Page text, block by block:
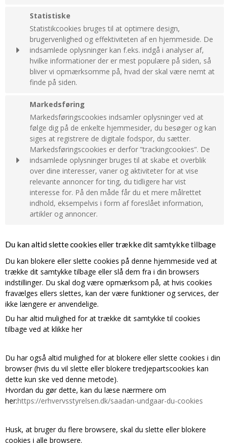
Oprindelse:
System
Beskrivelse:
Denne cookie bruges til at håndhæver dine
præferencer i forhold til cookies.
Oprindelse:
Google
Beskrivelse:
Brugt af Google med formål at levere en
risikoanalyse.
CONSENT
Oprindelse:
Google
Beskrivelse:
Google gemmer præferencer for cookiesamtykke.
20 år
Oprindelse:
System
Beskrivelse:
Cookien bruges til at gemme gæstens sessions-id.
Id'et bruges her til at forlænge, hvor lang tid
kundens kurv bliver husket af serveren, hvilket er
længere end den normale gæste-session.
SESSION
Oprindelse:
Bruges af OnPay til at holde styr på din session.
Session
scrollHistory
Oprindelse:
System
gemme sroll positionen af produktlisten.
Cookie:
__Secure-3PSIDCC
Oprindelse:
Google
Beskrivelse:
Bruges til målretningsformål til at opbygge en profil
af den besøgendes interesser for at vise relevant
__Secure-1PAPISID
Oprindelse:
Google
Beskrivelse:
Bruges til målretningsformål til at opbygge en profil
af den besøgendes interesser for at vise relevant
og personlige Google-annonceringer.
__Secure-1PSID
Oprindelse:
Google
af den besøgendes interesser for at vise relevant
2 år
SIDCC
Oprindelse:
Google
Beskrivelse:
Bruges til sikkerhed for at gemme digitale og
krypterede registreringer af en brugers Google-
konto og seneste login-tidspunkt, som giver Google
1 år
NID
Oprindelse:
Google
Beskrivelse:
Brugt af Google og indeholder et unikt ID til at
6
måneder
OGPC
Statistiske
Statistikcookies bruges til at optimere design,
brugervenlighed og effektiviteten af en hjemmeside. De
indsamlede oplysninger kan f.eks. indgå i analyser af,
hvilke informationer der er mest populære på siden, så
bliver vi opmærksomme på, hvad der skal være nemt at
finde på siden.
Cookie:
Oprindelse:
Google
Beskrivelse:
Gemmer en automatisk genereret id som benyttes
af Google Analytics. Fra Google.
2 år
Oprindelse:
Google
Analytics til at hjemmesidens stabilitet. Fra Google.
24 timer
_gat
Oprindelse:
Google
Beskrivelse:
Begrænser antallet af anmodninger fra google
1 minut
_ga_XXXXXXXXXX
Google
Beskrivelse:
Gemmer og tæller sidevisninger til Google
Analytics.
Markedsføring
Markedsføringscookies indsamler oplysninger ved at
følge dig på de enkelte hjemmesider, du besøger og kan
siges at registrere de digitale fodspor, du sætter.
Markedsføringscookies er derfor ”trackingcookies”. De
indsamlede oplysninger bruges til at skabe et overblik
over dine interesser, vaner og aktiviteter for at vise
relevante annoncer for ting, du tidligere har vist
interesse for. På den måde får du et mere målrettet
indhold, eksempelvis i form af foreslået information,
artikler og annoncer.
SAPISID
Oprindelse:
Google
Beskrivelse:
Brugt af Google til at vise personligt tilpassede
annoncer og indsamle brugeroplysninger.
2 år
APISID
Oprindelse:
Beskrivelse:
Brugt af Google til at vise personligt tilpassede
annoncer og indsamle brugeroplysninger.
2 år
SID
Oprindelse:
Beskrivelse:
Brugt af Google til at vise personligt tilpassede
Du kan altid slette cookies eller trække dit samtykke tilbage
Du kan blokere eller slette cookies på denne hjemmeside ved at
trække dit samtykke tilbage eller slå dem fra i din browsers
indstillinger. Du skal dog være opmærksom på, at hvis cookies
fravælges ellers slettes, kan der være funktioner og services, der
ikke længere er anvendelige.
Du har altid mulighed for at trække dit samtykke til cookies
tilbage ved at klikke her
Du har også altid mulighed for at blokere eller slette cookies i din
browser (hvis du vil slette eller blokere tredjepartscookies kan
dette kun ske ved denne metode).
Hvordan du gør dette, kan du læse nærmere om
her:https://erhvervsstyrelsen.dk/saadan-undgaar-du-cookies
Husk, at bruger du flere browsere, skal du slette eller blokere
cookies i alle browsere.